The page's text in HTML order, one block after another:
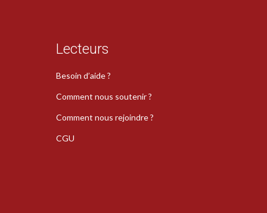
Lecteurs
Besoin d’aide ?
Comment nous soutenir ?
Comment nous rejoindre ?
CGU